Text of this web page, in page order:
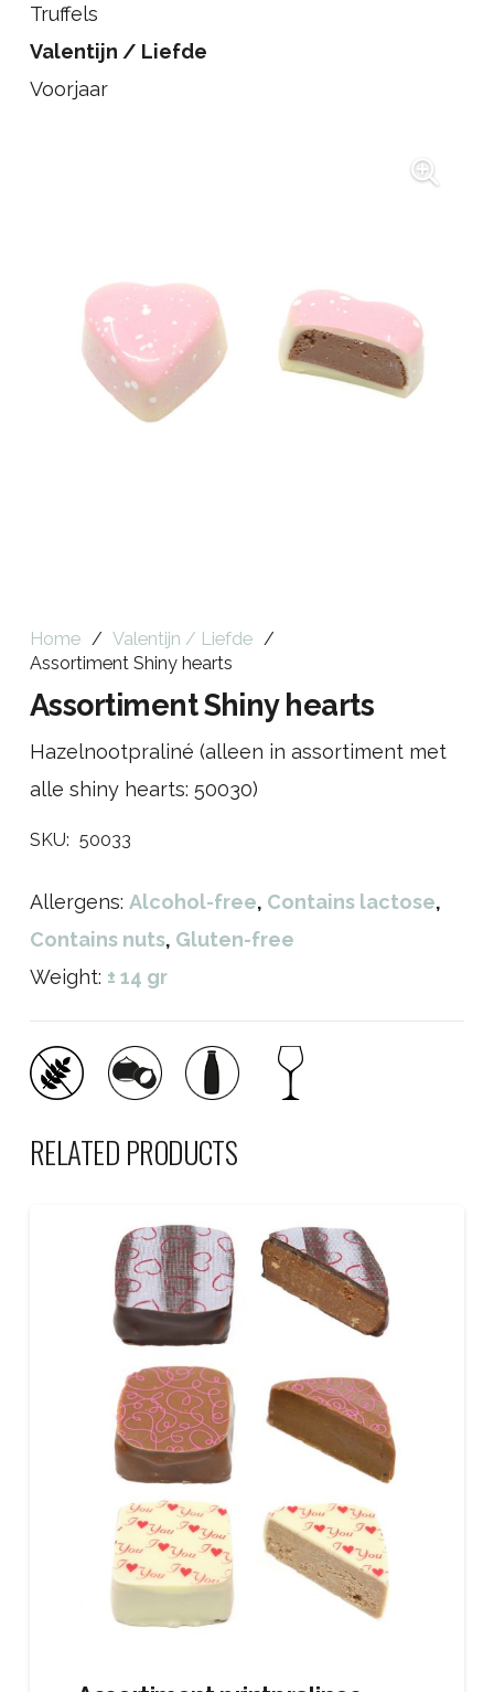
Truffels
Valentijn / Liefde
Voorjaar
Home / Valentijn / Liefde /
Assortiment Shiny hearts
Assortiment Shiny hearts
Hazelnootpraliné (alleen in assortiment met
alle shiny hearts: 50030)
SKU: 50033
Allergens: Alcohol-free, Contains lactose,
Contains nuts, Gluten-free
Weight: ± 14 gr
RELATED PRODUCTS